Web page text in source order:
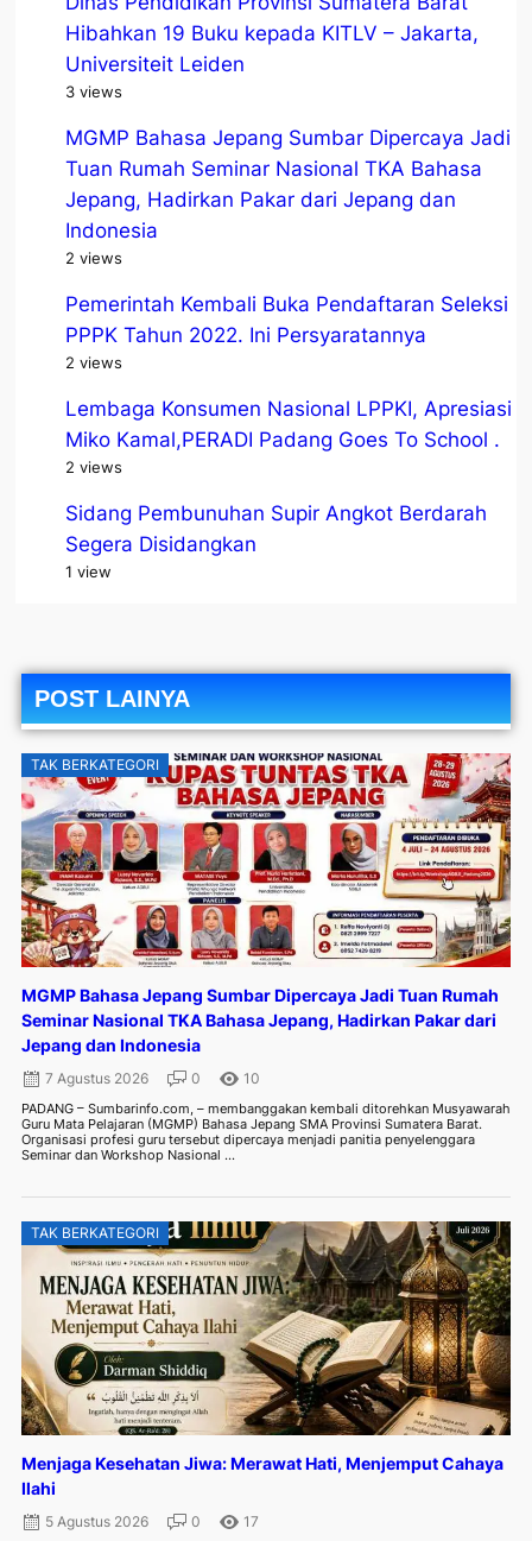
Hibahkan 19 Buku kepada KITLV – Jakarta,
Universiteit Leiden
3 views
MGMP Bahasa Jepang Sumbar Dipercaya Jadi
Tuan Rumah Seminar Nasional TKA Bahasa
Jepang, Hadirkan Pakar dari Jepang dan
Indonesia
2 views
Pemerintah Kembali Buka Pendaftaran Seleksi
PPPK Tahun 2022. Ini Persyaratannya
2 views
Lembaga Konsumen Nasional LPPKI, Apresiasi
Miko Kamal,PERADI Padang Goes To School .
2 views
Sidang Pembunuhan Supir Angkot Berdarah
Segera Disidangkan
1 view
POST LAINYA
TAK BERKATEGORI
MGMP Bahasa Jepang Sumbar Dipercaya Jadi Tuan Rumah
Seminar Nasional TKA Bahasa Jepang, Hadirkan Pakar dari
Jepang dan Indonesia
7 Agustus 2026 0 10
PADANG – Sumbarinfo.com, – membanggakan kembali ditorehkan Musyawarah
Guru Mata Pelajaran (MGMP) Bahasa Jepang SMA Provinsi Sumatera Barat.
Organisasi profesi guru tersebut dipercaya menjadi panitia penyelenggara
Seminar dan Workshop Nasional ...
TAK BERKATEGORI
Menjaga Kesehatan Jiwa: Merawat Hati, Menjemput Cahaya
Ilahi
5 Agustus 2026 0 17